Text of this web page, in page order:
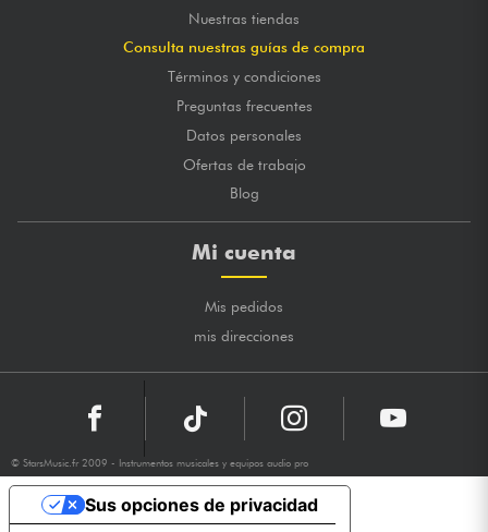
Nuestras tiendas
Consulta nuestras guías de compra
Términos y condiciones
Preguntas frecuentes
Datos personales
Ofertas de trabajo
Blog
Mi cuenta
Mis pedidos
mis direcciones
© StarsMusic.fr 2009 - Instrumentos musicales y equipos audio pro
Sus opciones de privacidad